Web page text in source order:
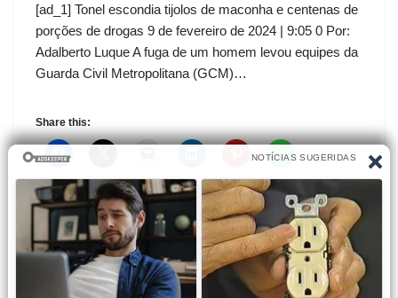
[ad_1] Tonel escondia tijolos de maconha e centenas de
porções de drogas 9 de fevereiro de 2024 | 9:05 0 Por:
Adalberto Luque A fuga de um homem levou equipes da
Guarda Civil Metropolitana (GCM)…
Share this: